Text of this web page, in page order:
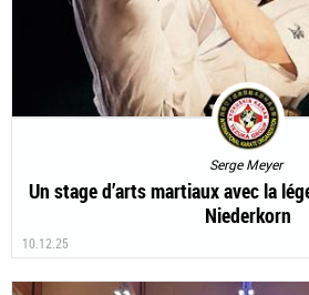
Serge Meyer
Un stage d’arts martiaux avec la
Niederkorn
10.12.25